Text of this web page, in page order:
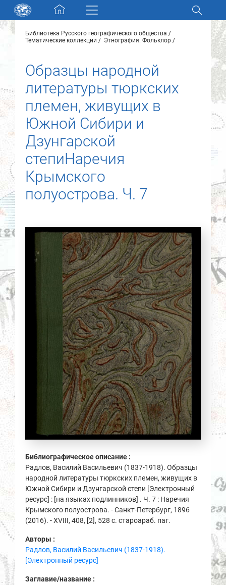
Skip navigation
Разделы и коллекции
Электронный каталог
Новости
О нас
Контакты
Партнеры
Найти
Библиотека Русского географического общества
Тематические коллекции
Этнография. Фольклор
Образцы народной
литературы тюркских
племен, живущих в
Южной Сибири и
Дзунгарской
степиНаречия
Крымского
полуострова. Ч. 7
Библиографическое описание :
Радлов, Василий Васильевич (1837-1918). Образцы
народной литературы тюркских племен, живущих в
Южной Сибири и Дзунгарской степи [Электронный
ресурс] : [на языках подлинников] . Ч. 7 : Наречия
Крымского полуострова. - Санкт-Петербург, 1896
(2016). - XVIII, 408, [2], 528 с. староараб. паг.
Авторы :
Радлов, Василий Васильевич (1837-1918).
[Электронный ресурс]
Заглавие/название :